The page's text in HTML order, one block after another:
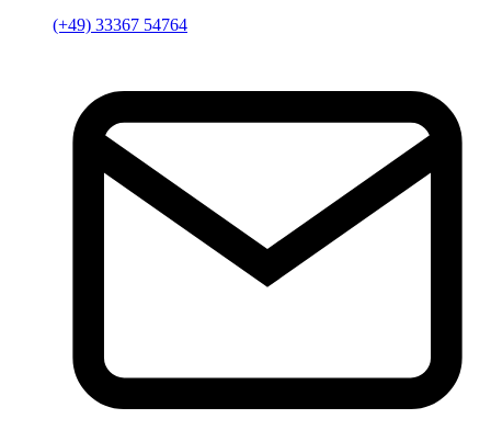
(+49) 33367 54764